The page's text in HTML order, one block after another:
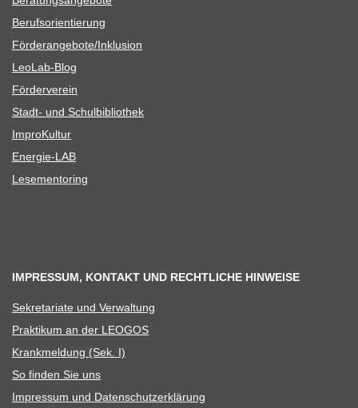
Berufs­ori­en­tie­rung
Förderangebote/​​Inklusion
Leo­Lab-Blog
För­der­ver­ein
Stadt- und Schulbibliothek
Impro­Kul­tur
Ener­­gie-LAB
Lese­men­to­ring
IMPRESSUM, KONTAKT UND RECHTLICHE HINWEISE
Sekre­ta­riate und Verwaltung
Prak­ti­kum an der LEOGOS
Krank­mel­dung (Sek. I)
So fin­den Sie uns
Impres­sum und Datenschutzerklärung